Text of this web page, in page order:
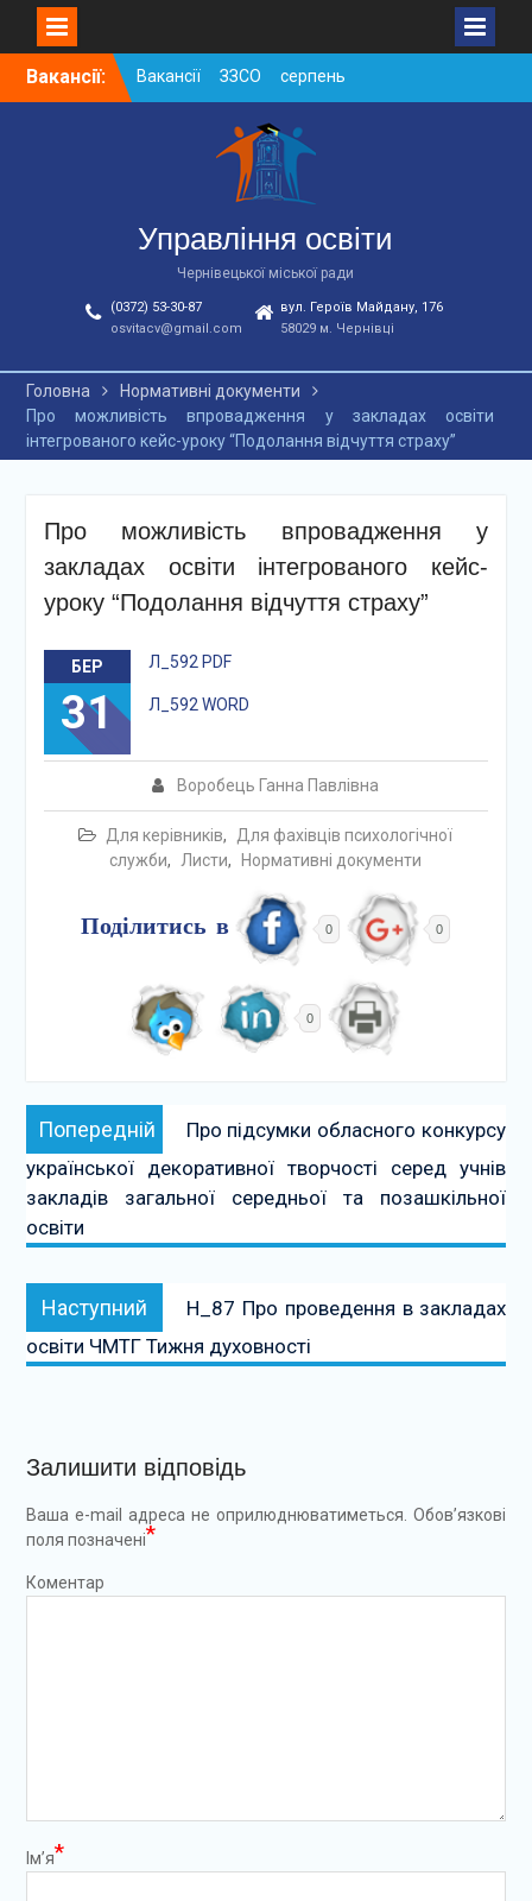
SkipВакансії:
Вакансії ЗЗСО серпень
2026
Вакансії ЗЗСО червень
Вакансії у ЗДО та
дошкільних підрозділах
ЗЗСО станом на
01.08.2026 р.
Управління освіти
Чернівецької міської ради
(0372) 53-30-87
osvitacv@gmail.com
вул. Героїв Майдану, 176
58029 м. Чернівці
Головна
Нормативні документи
Про можливість впровадження у закладах освіти
інтегрованого кейс-уроку “Подолання відчуття страху”
Про можливість впровадження у
закладах освіти інтегрованого кейс-
уроку “Подолання відчуття страху”
БЕР
31
Воробець Ганна Павлівна
Для керівників,
Для фахівців психологічної
служби, Листи, Нормативні документи
Л_592 PDF
Л_592 WORD
Поділитись в 0 0
0
Навігація
записів
Попередній Попередній:
Про підсумки обласного конкурсу
української декоративної творчості серед учнів
закладів загальної середньої та позашкільної
освіти
Наступний Наступний:
Н_87 Про проведення в закладах
освіти ЧМТГ Тижня духовності
Залишити відповідь
Ваша e-mail адреса не оприлюднюватиметься. Обов’язкові
поля позначені*
Коментар
Ім’я*